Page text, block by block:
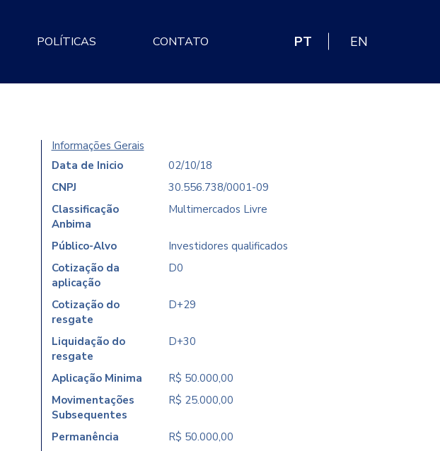
POLÍTICAS CONTATO PT EN
Informações Gerais
Data de Inicio
02/10/18
CNPJ
30.556.738/0001-09
Classificação
Anbima
Multimercados Livre
Público-Alvo
Investidores qualificados
Cotização da
aplicação
D0
Cotização do
resgate
D+29
Liquidação do
resgate
D+30
Aplicação Minima
R$ 50.000,00
Movimentações
Subsequentes
R$ 25.000,00
Permanência
R$ 50.000,00